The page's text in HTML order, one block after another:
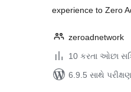
experience to Zero
zeroadnetwork
10 કરતા ઓછા
6.9.5 સાથે